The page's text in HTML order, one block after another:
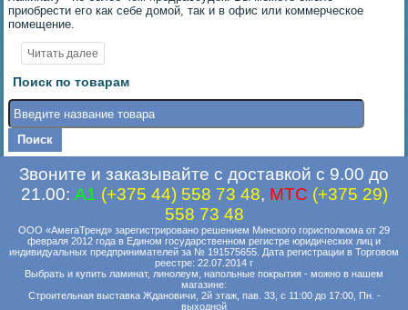
приобрести его как себе домой, так и в офис или коммерческое
помещение.
Поиск по товарам
Звоните и заказывайте с доставкой с 9.00 до
21.00: A1 (+375 44) 558 73 48, MTC (+375 29)
558 73 48
ООО «АмегаТренд» зарегистрировано решением Минского горисполкома от 29
февраля 2012 года в Едином государственном регистре юридических лиц и
индивидуальных предпринимателей за № 191575655. Дата регистрации в Торговом
реестре: 22.07.2014 г
Выбрать и купить ламинат, линолеум, напольные покрытия - можно в нашем
магазине:
Строительная выставка Ждановичи, 2й этаж, пав. 33, с 11:00 до 17:00, Пн. -
выходной